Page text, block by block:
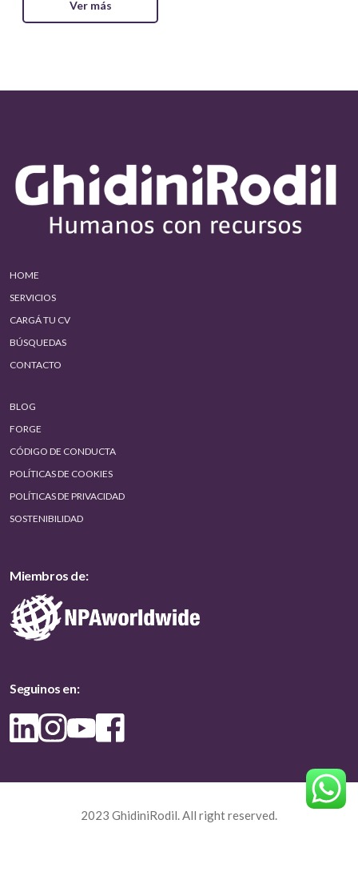
Ver más
HOME
SERVICIOS
CARGÁ TU CV
BÚSQUEDAS
CONTACTO
BLOG
FORGE
CÓDIGO DE CONDUCTA
POLÍTICAS DE COOKIES
POLÍTICAS DE PRIVACIDAD
SOSTENIBILIDAD
Miembros de:
Seguinos en:
2023 GhidiniRodil. All right reserved.